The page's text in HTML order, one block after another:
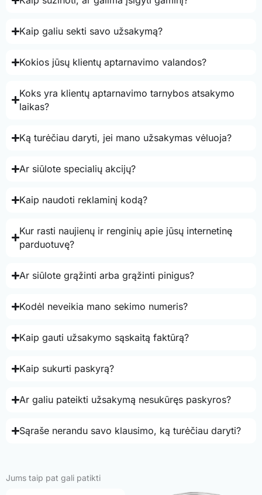
Kaip galiu sekti savo užsakymą?
Kokios jūsų klientų aptarnavimo valandos?
Koks yra klientų aptarnavimo tarnybos atsakymo
laikas?
Ką turėčiau daryti, jei mano užsakymas vėluoja?
Ar siūlote specialių akcijų?
Kaip naudoti reklaminį kodą?
Kur rasti naujienų ir renginių apie jūsų internetinę
parduotuvę?
Ar siūlote grąžinti arba grąžinti pinigus?
Kodėl neveikia mano sekimo numeris?
Kaip gauti užsakymo sąskaitą faktūrą?
Kaip sukurti paskyrą?
Ar galiu pateikti užsakymą nesukūręs paskyros?
Sąraše nerandu savo klausimo, ką turėčiau daryti?
Jums taip pat gali patikti